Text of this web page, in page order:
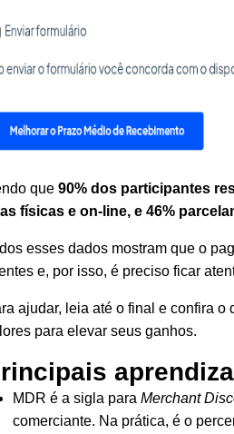
que90% dos participantes
físicas e on-line, e 46%
esses dados mostram que o
e, por isso, é preciso ficar
ajudar, leia até o final e confira
para elevar seus ganhos.
MDR é a sigla paraMerchant
comerciante. Na prática, é o